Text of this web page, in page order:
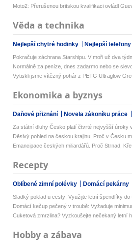
Moto2: Přerušenou britskou kvalifikaci ovládl
Věda a technika
Nejlepší chytré hodinky Nejlepší telefony
Pokračuje záchrana Starshipu. V moři už dva
Normálně za peníze, dnes zadarmo nebo se
Vytiskli jsme vítězný pohár z PETG Ultraglow
Ekonomika a byznys
Daňové přiznání Novela zákoníku práce
Za státní dluhy Česko platí čtvrté nejvyšší úroky
Děsivý pohled na českou krajinu. Proč v Česku
Emancipace českých miliardářů. Proč Strnad,
Recepty
Oblíbené zimní polévky Domácí pekárny
Sladký poklad u cesty: Využijte letní špendlíky do
Domácí kečup pečený v troubě: Vyžaduje
Cuketová zmrzlina? Vyzkoušejte nečekaný letní
Hobby a zábava